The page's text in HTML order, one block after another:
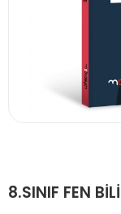
8.SINIF FEN